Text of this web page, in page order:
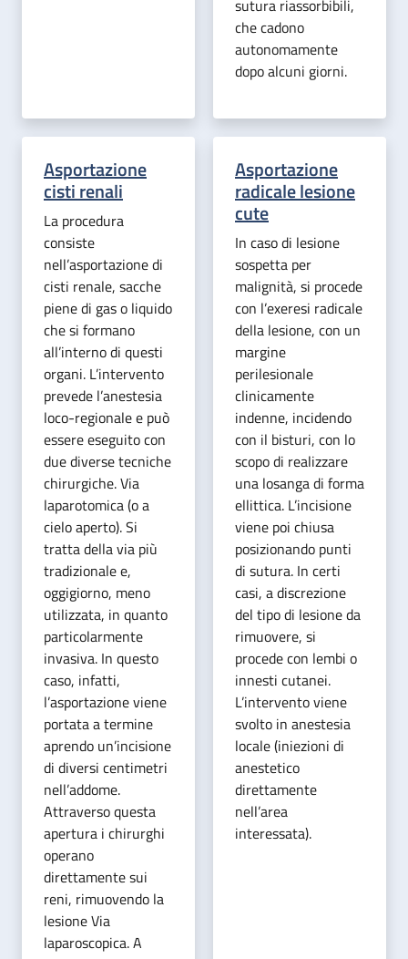
sutura riassorbibili,
che cadono
autonomamente
dopo alcuni giorni.
Asportazione
cisti renali
La procedura
consiste
nell’asportazione di
cisti renale, sacche
piene di gas o liquido
che si formano
all’interno di questi
organi. L’intervento
prevede l’anestesia
loco-regionale e può
essere eseguito con
due diverse tecniche
chirurgiche. Via
laparotomica (o a
cielo aperto). Si
tratta della via più
tradizionale e,
oggigiorno, meno
utilizzata, in quanto
particolarmente
invasiva. In questo
caso, infatti,
l’asportazione viene
portata a termine
aprendo un’incisione
di diversi centimetri
nell’addome.
Attraverso questa
apertura i chirurghi
operano
direttamente sui
reni, rimuovendo la
lesione Via
laparoscopica. A
Asportazione
radicale lesione
cute
In caso di lesione
sospetta per
malignità, si procede
con l’exeresi radicale
della lesione, con un
margine
perilesionale
clinicamente
indenne, incidendo
con il bisturi, con lo
scopo di realizzare
una losanga di forma
ellittica. L’incisione
viene poi chiusa
posizionando punti
di sutura. In certi
casi, a discrezione
del tipo di lesione da
rimuovere, si
procede con lembi o
innesti cutanei.
L’intervento viene
svolto in anestesia
locale (iniezioni di
anestetico
direttamente
nell’area
interessata).